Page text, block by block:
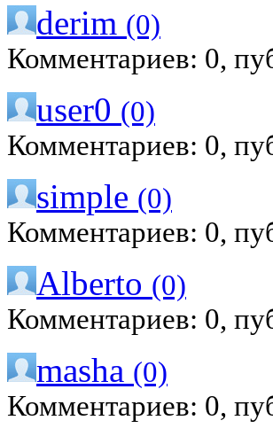
derim (0)
Комментариев: 0,
user0 (0)
Комментариев: 0,
simple (0)
Комментариев: 0,
Alberto (0)
Комментариев: 0,
masha (0)
Комментариев: 0,